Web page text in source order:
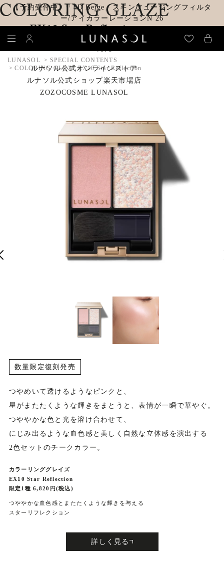
【予約受付中】「4D Beige」スキンフュージングフィルタ
ー/アイカラーレーションN 26
LUNASOL
SPECIAL CONTENTS
COLORING GLAZE EX10 Star Reflection
ルナソル公式オンラインストア
ルナソル公式ショップ楽天市場店
ZOZOCOSME LUNASOL
品数量限定復刻発売
つやめいて透けるようなピンクと、
星がまたたくような輝きをまとうと、表情が一瞬で華やぐ。
つややかな色と光を溶け合わせて、
にじみ出るような血色感と美しく自然な立体感を演出する
2色セットのチークカラー。
カラーリンググレイズ
EX10 Star Reflection
限定1種 6,820円(税込)
つややかな血色感とまたたくような輝きを与える
スターリフレクション
詳しく見る